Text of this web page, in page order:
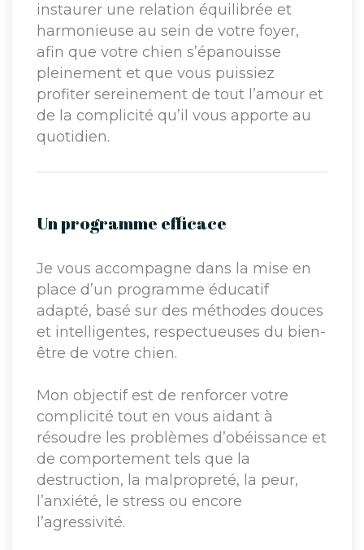
instaurer une relation équilibrée et
harmonieuse au sein de votre foyer,
afin que votre chien s’épanouisse
pleinement et que vous puissiez
profiter sereinement de tout l’amour et
de la complicité qu’il vous apporte au
quotidien.
Un programme efficace
Je vous accompagne dans la mise en
place d’un programme éducatif
adapté, basé sur des méthodes douces
et intelligentes, respectueuses du bien-
être de votre chien.
Mon objectif est de renforcer votre
complicité tout en vous aidant à
résoudre les problèmes d’obéissance et
de comportement tels que la
destruction, la malpropreté, la peur,
l’anxiété, le stress ou encore
l’agressivité.